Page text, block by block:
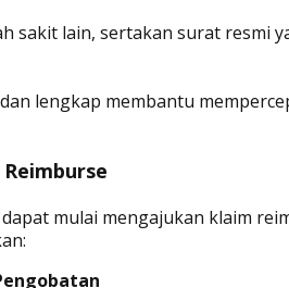
sakit lain, sertakan surat resmi
lengkap membantu
mulai mengajukan klaim